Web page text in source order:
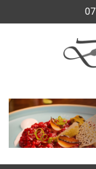
07